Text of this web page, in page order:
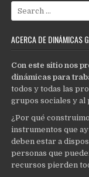
Search
for:
ACERCA DE DINÁMICAS
Con este sitio nos
dinámicas para
todos y todas las
grupos sociales y al
¿Por qué
instrumentos que
deben estar a
personas que
recursos pierden